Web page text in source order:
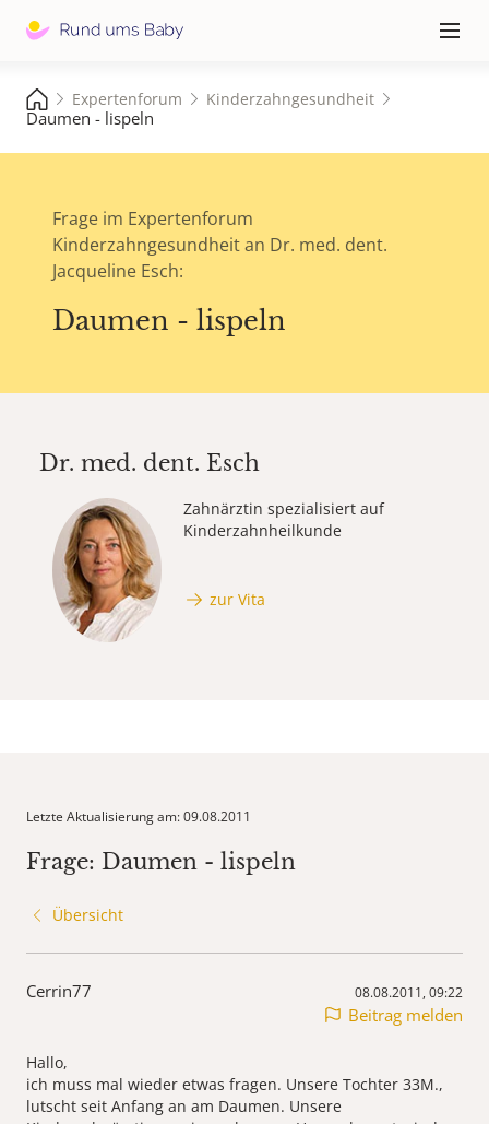
≡
Expertenforum Kinderzahngesundheit
Daumen - lispeln
Frage im Expertenforum
Kinderzahngesundheit an Dr. med. dent.
Jacqueline Esch:
Daumen - lispeln
Dr. med. dent. Esch
Zahnärztin spezialisiert auf
Kinderzahnheilkunde
zur Vita
Letzte Aktualisierung am: 09.08.2011
Frage: Daumen - lispeln
Übersicht
Cerrin77 08.08.2011, 09:22
Beitrag melden
Hallo,
ich muss mal wieder etwas fragen. Unsere Tochter 33M.,
lutscht seit Anfang an am Daumen. Unsere